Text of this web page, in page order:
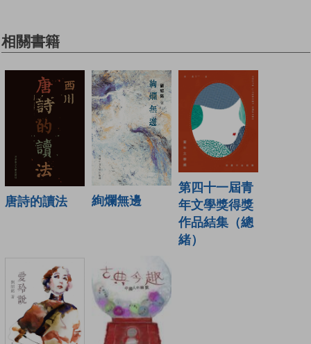
相關書籍
唐詩的讀法 絢爛無邊
第四十一屆青
年文學獎得獎
作品結集（總
緒）